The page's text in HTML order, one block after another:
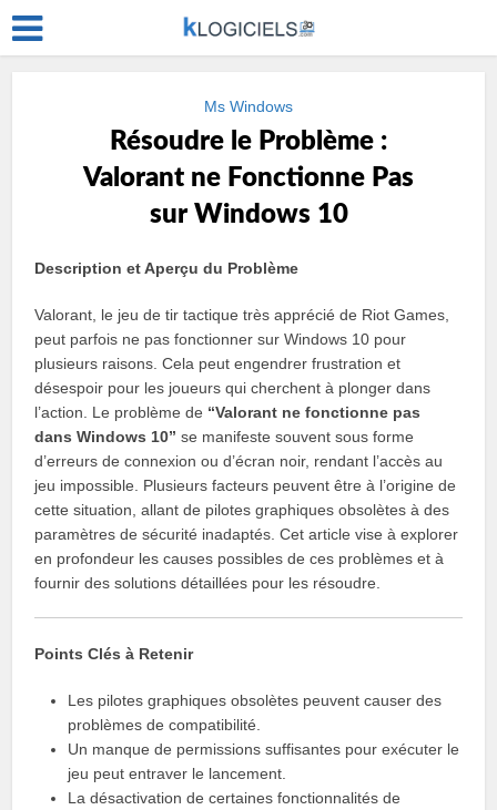
Ms Windows
Résoudre le Problème :
Valorant ne Fonctionne Pas
sur Windows 10
Description et Aperçu du Problème
Valorant, le jeu de tir tactique très apprécié de Riot Games,
peut parfois ne pas fonctionner sur Windows 10 pour
plusieurs raisons. Cela peut engendrer frustration et
désespoir pour les joueurs qui cherchent à plonger dans
l’action. Le problème de “Valorant ne fonctionne pas
dans Windows 10” se manifeste souvent sous forme
d’erreurs de connexion ou d’écran noir, rendant l’accès au
jeu impossible. Plusieurs facteurs peuvent être à l’origine de
cette situation, allant de pilotes graphiques obsolètes à des
paramètres de sécurité inadaptés. Cet article vise à explorer
en profondeur les causes possibles de ces problèmes et à
fournir des solutions détaillées pour les résoudre.
Points Clés à Retenir
Les pilotes graphiques obsolètes peuvent causer des
problèmes de compatibilité.
Un manque de permissions suffisantes pour exécuter le
jeu peut entraver le lancement.
La désactivation de certaines fonctionnalités de